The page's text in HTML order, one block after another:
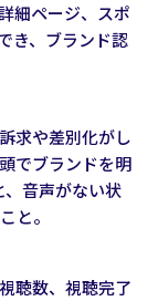
細ページ、スポ
き、ブランド認
求や差別化がし
でブランドを明
音声がない状
と。
聴数、視聴完了